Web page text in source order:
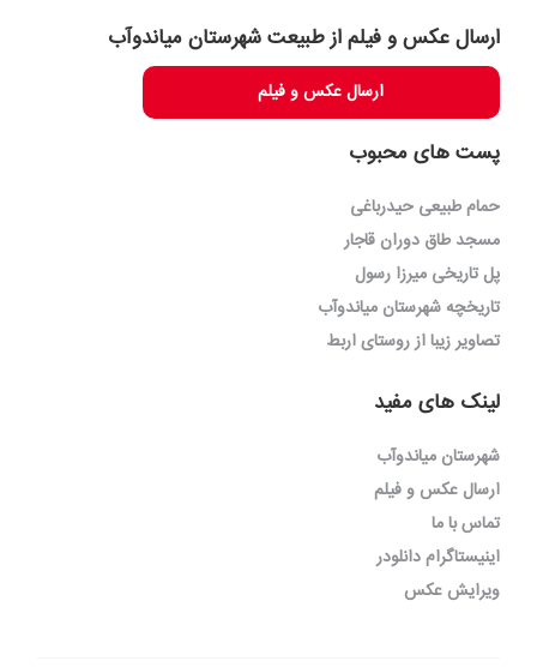
ارسال عکس و فیلم از طبیعت شهرستان میاندوآب
ارسال عکس و فیلم
پست های محبوب
حمام طبیعی حیدرباغی
مسجد طاق دوران قاجار
پل تاریخی میرزا رسول
تاریخچه شهرستان میاندوآب
تصاویر زیبا از روستای اربط
لینک های مفید
شهرستان میاندوآب
ارسال عکس و فیلم
تماس با ما
اینیستاگرام دانلودر
ویرایش عکس